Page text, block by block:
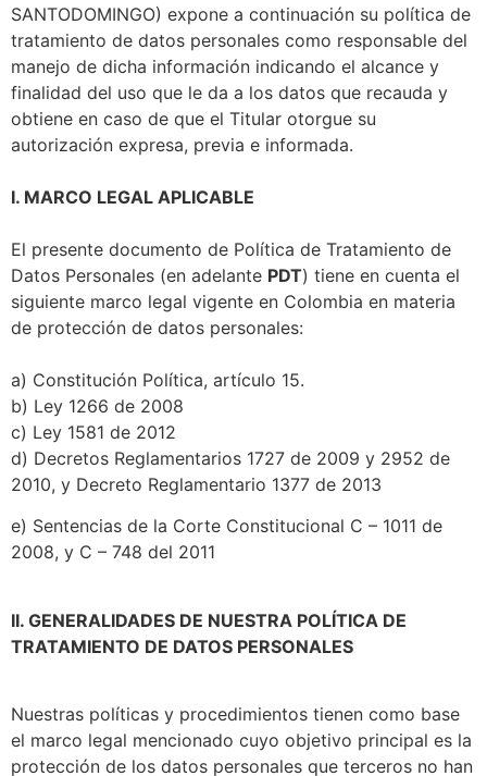
SANTODOMINGO) expone a continuación su política de
tratamiento de datos personales como responsable del
manejo de dicha información indicando el alcance y
finalidad del uso que le da a los datos que recauda y
obtiene en caso de que el Titular otorgue su
autorización expresa, previa e informada.
I. MARCO LEGAL APLICABLE
El presente documento de Política de Tratamiento de
Datos Personales (en adelante PDT) tiene en cuenta el
siguiente marco legal vigente en Colombia en materia
de protección de datos personales:
a) Constitución Política, artículo 15.
b) Ley 1266 de 2008
c) Ley 1581 de 2012
d) Decretos Reglamentarios 1727 de 2009 y 2952 de
2010, y Decreto Reglamentario 1377 de 2013
e) Sentencias de la Corte Constitucional C – 1011 de
2008, y C – 748 del 2011
II. GENERALIDADES DE NUESTRA POLÍTICA DE
TRATAMIENTO DE DATOS PERSONALES
Nuestras políticas y procedimientos tienen como base
el marco legal mencionado cuyo objetivo principal es la
protección de los datos personales que terceros no han